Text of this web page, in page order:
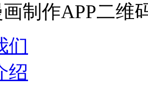
制作APP二维
们
绍